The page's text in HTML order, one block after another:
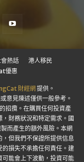
熱話
港人移民
優惠
財經網提供。
意見陳述僅供一般參考。
招攬。在購買任何投資產
財務狀況和特定需求。國
而產生的額外風險。本網
但我們不保證所提供信息
損失不承擔任何責任。建
能會上下波動，投資可能